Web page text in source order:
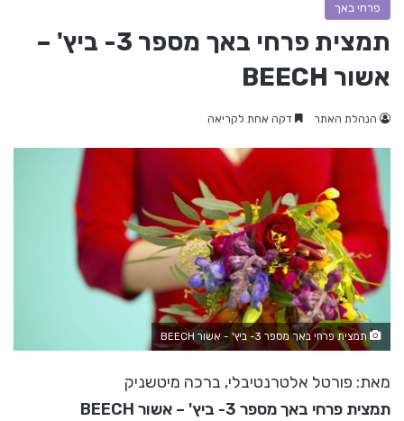
פרחי באך
תמצית פרחי באך מספר 3- ביץ' –
אשור BEECH
הנהלת האתר דקה אחת לקריאה
תמצית פרחי באך מספר 3- ביץ' - אשור BEECH
מאת: פורטל אלטרנטיבלי, ברכה מיטשניק
תמצית פרחי באך מספר 3- ביץ' – אשור BEECH